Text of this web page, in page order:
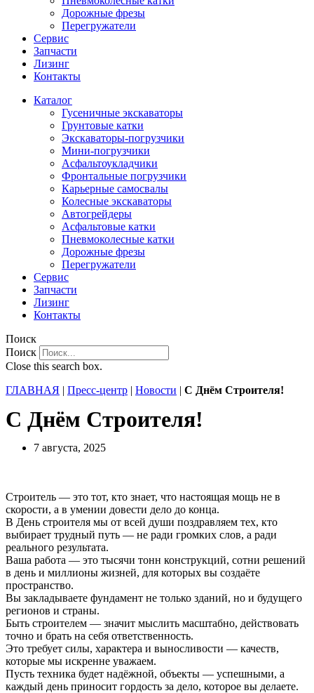
Дорожные фрезы
Перегружатели
Сервис
Запчасти
Лизинг
Контакты
Каталог
Гусеничные экскаваторы
Грунтовые катки
Экскаваторы-погрузчики
Мини-погрузчики
Асфальтоукладчики
Фронтальные погрузчики
Карьерные самосвалы
Колесные экскаваторы
Автогрейдеры
Асфальтовые катки
Пневмоколесные катки
Дорожные фрезы
Перегружатели
Сервис
Запчасти
Лизинг
Контакты
Поиск
Поиск
Close this search box.
ГЛАВНАЯ | Пресс-центр | Новости | С Днём Строителя!
С Днём Строителя!
7 августа, 2025
Строитель — это тот, кто знает, что настоящая мощь не в
скорости, а в умении довести дело до конца.
В День строителя мы от всей души поздравляем тех, кто
выбирает трудный путь — не ради громких слов, а ради
реального результата.
Ваша работа — это тысячи тонн конструкций, сотни решений
в день и миллионы жизней, для которых вы создаёте
пространство.
Вы закладываете фундамент не только зданий, но и будущего
регионов и страны.
Быть строителем — значит мыслить масштабно, действовать
точно и брать на себя ответственность.
Это требует силы, характера и выносливости — качеств,
которые мы искренне уважаем.
Пусть техника будет надёжной, объекты — успешными, а
каждый день приносит гордость за дело, которое вы делаете.